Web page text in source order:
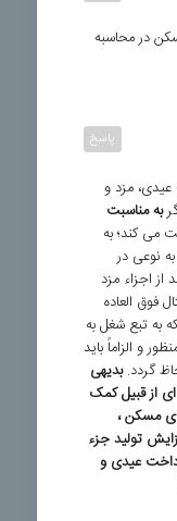
در محاسبه
عیدی، مزد و
به مناسبت
می کند؛ به
به نوعی در
از اجزاء مزد
فوق العاده
به تبع شغل به
و الزاماً باید
گردد.بدیهی
از قبیل کمک
مسکن ،
تولید جزء
عیدی و
پاسخ